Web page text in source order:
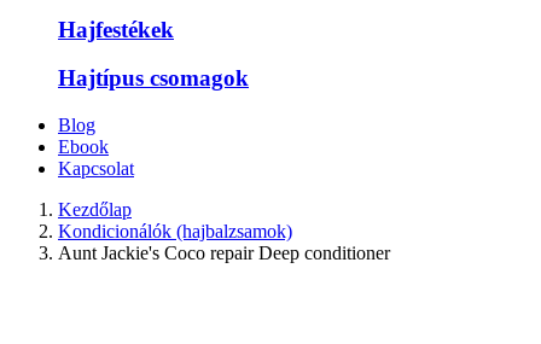
Hajfestékek
Hajtípus csomagok
Blog
Ebook
Kapcsolat
Kezdőlap
Kondicionálók (hajbalzsamok)
Aunt Jackie's Coco repair Deep conditioner